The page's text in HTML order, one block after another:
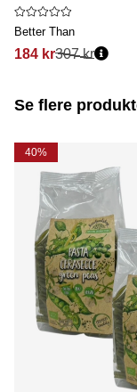
Better Than
184 kr307 kr
Se flere
40%